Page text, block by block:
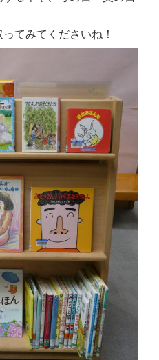
てみてくださいね！